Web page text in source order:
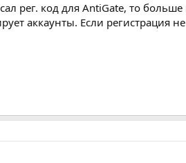
рег. код для AntiGate, то
аккаунты. Если регистрация не